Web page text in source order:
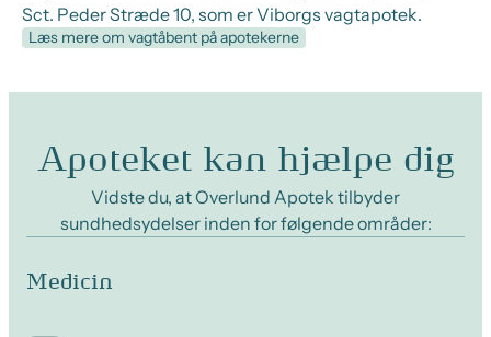
Sct. Peder Stræde 10, som er Viborgs vagtapotek.
Læs mere om vagtåbent på apotekerne
Apoteket kan hjælpe dig
Vidste du, at Overlund Apotek tilbyder
sundhedsydelser inden for følgende områder:
Medicin